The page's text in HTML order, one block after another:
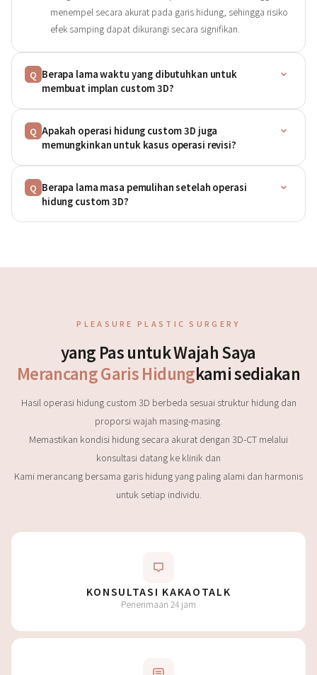
menempel secara akurat pada garis hidung, sehingga risiko
efek samping dapat dikurangi secara signifikan.
Q Berapa lama waktu yang dibutuhkan untuk
membuat implan custom 3D?
Q Apakah operasi hidung custom 3D juga
memungkinkan untuk kasus operasi revisi?
Q Berapa lama masa pemulihan setelah operasi
hidung custom 3D?
PLEASURE PLASTIC SURGERY
yang Pas untuk Wajah Saya
Merancang Garis Hidungkami sediakan
Hasil operasi hidung custom 3D berbeda sesuai struktur hidung dan
proporsi wajah masing-masing.
Memastikan kondisi hidung secara akurat dengan 3D-CT melalui
konsultasi datang ke klinik dan
Kami merancang bersama garis hidung yang paling alami dan harmonis
untuk setiap individu.
KONSULTASI KAKAOTALK
Penerimaan 24 jam